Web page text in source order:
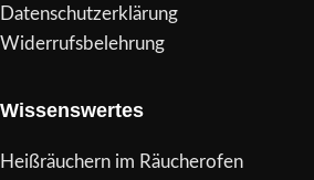
Datenschutzerklärung
Widerrufsbelehrung
Wissenswertes
Heißräuchern im Räucherofen